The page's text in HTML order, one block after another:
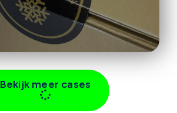
Bekijk meer cases